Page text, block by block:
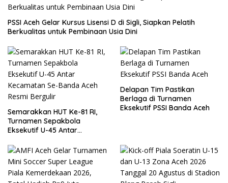
PSSI Aceh Gelar Kursus Lisensi D di Sigli, Siapkan Pelatih
Berkualitas untuk Pembinaan Usia Dini
Semarakkan HUT Ke-81 RI,
Turnamen Sepakbola
Eksekutif U-45 Antar
Resmi Bergulir
Delapan Tim Pastikan
Berlaga di Turnamen
Eksekutif PSSI Banda Aceh